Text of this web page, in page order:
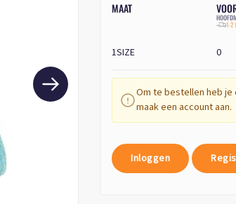
MAAT
1-2
1SIZE 0
Om te bestellen heb je
maak een account aan.
Inloggen